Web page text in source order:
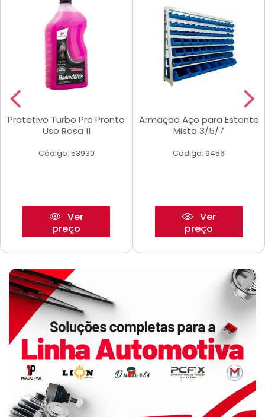
Protetivo Turbo Pro Pronto
Uso Rosa 1l
Código: 53930
Ver
preço
Armaçao Aço para Estante
Mista 3/5/7
Código: 9456
Ver
preço